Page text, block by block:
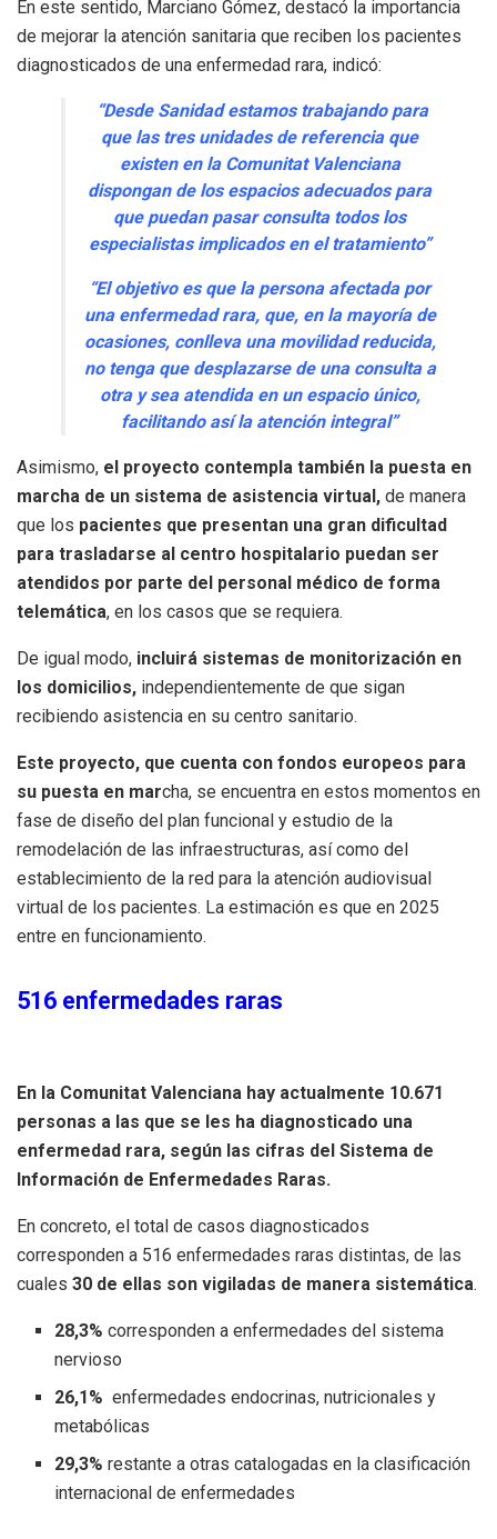
En este sentido, Marciano Gómez, destacó la importancia
de mejorar la atención sanitaria que reciben los pacientes
diagnosticados de una enfermedad rara, indicó:
“Desde Sanidad estamos trabajando para
que las tres unidades de referencia que
existen en la Comunitat Valenciana
dispongan de los espacios adecuados para
que puedan pasar consulta todos los
especialistas implicados en el tratamiento”
“El objetivo es que la persona afectada por
una enfermedad rara, que, en la mayoría de
ocasiones, conlleva una movilidad reducida,
no tenga que desplazarse de una consulta a
otra y sea atendida en un espacio único,
facilitando así la atención integral”
Asimismo, el proyecto contempla también la puesta en
marcha de un sistema de asistencia virtual, de manera
que los pacientes que presentan una gran dificultad
para trasladarse al centro hospitalario puedan ser
atendidos por parte del personal médico de forma
telemática, en los casos que se requiera.
De igual modo, incluirá sistemas de monitorización en
los domicilios, independientemente de que sigan
recibiendo asistencia en su centro sanitario.
Este proyecto, que cuenta con fondos europeos para
su puesta en marcha, se encuentra en estos momentos en
fase de diseño del plan funcional y estudio de la
remodelación de las infraestructuras, así como del
establecimiento de la red para la atención audiovisual
virtual de los pacientes. La estimación es que en 2025
entre en funcionamiento.
516 enfermedades raras
En la Comunitat Valenciana hay actualmente 10.671
personas a las que se les ha diagnosticado una
enfermedad rara, según las cifras del Sistema de
Información de Enfermedades Raras.
En concreto, el total de casos diagnosticados
corresponden a 516 enfermedades raras distintas, de las
cuales 30 de ellas son vigiladas de manera sistemática.
28,3% corresponden a enfermedades del sistema
nervioso
26,1% enfermedades endocrinas, nutricionales y
metabólicas
29,3% restante a otras catalogadas en la clasificación
internacional de enfermedades